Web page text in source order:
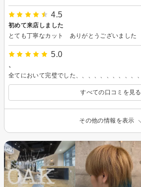
4.5
初めて来店しました
とても丁寧なカット ありがとうございました
5.0
、
全てにおいて完璧でした、、、、、、、、、、、
すべての口コミを見る
その他の情報を表示